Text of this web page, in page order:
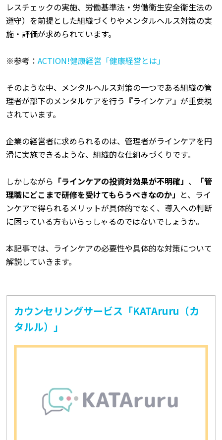
レスチェックの実施、労働基準法・労働衛生安全衛生法の
遵守）を前提とした組織づくりやメンタルヘルス対策の実
施・評価が求められています。
※参考： ACTION!健康経営「健康経営とは」
そのような中、メンタルヘルス対策の一つである組織の管
理者が部下のメンタルケアを行う『ラインケア』が重要視
されています。
企業の経営者に求められるのは、管理者がラインケアを円
滑に実施できるような、組織的な仕組みづくりです。
しかしながら 「ラインケアの投資対効果が不明確」 、
「管
理職にどこまで研修を受けてもらうべきなのか」 と、ライ
ンケアで得られるメリットが具体的でなく、導入への判断
に困っている方もいらっしゃるのではないでしょうか。
本記事では、ラインケアの必要性や具体的な対策について
解説していきます。
カウンセリングサービス「KATAruru（カ
タルル）」